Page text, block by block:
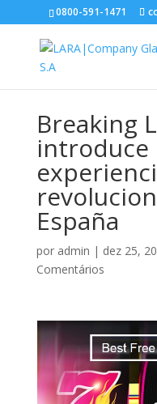
0800-591-1471
Breaking
introduce
España
por admin | dez 25,
Comentários